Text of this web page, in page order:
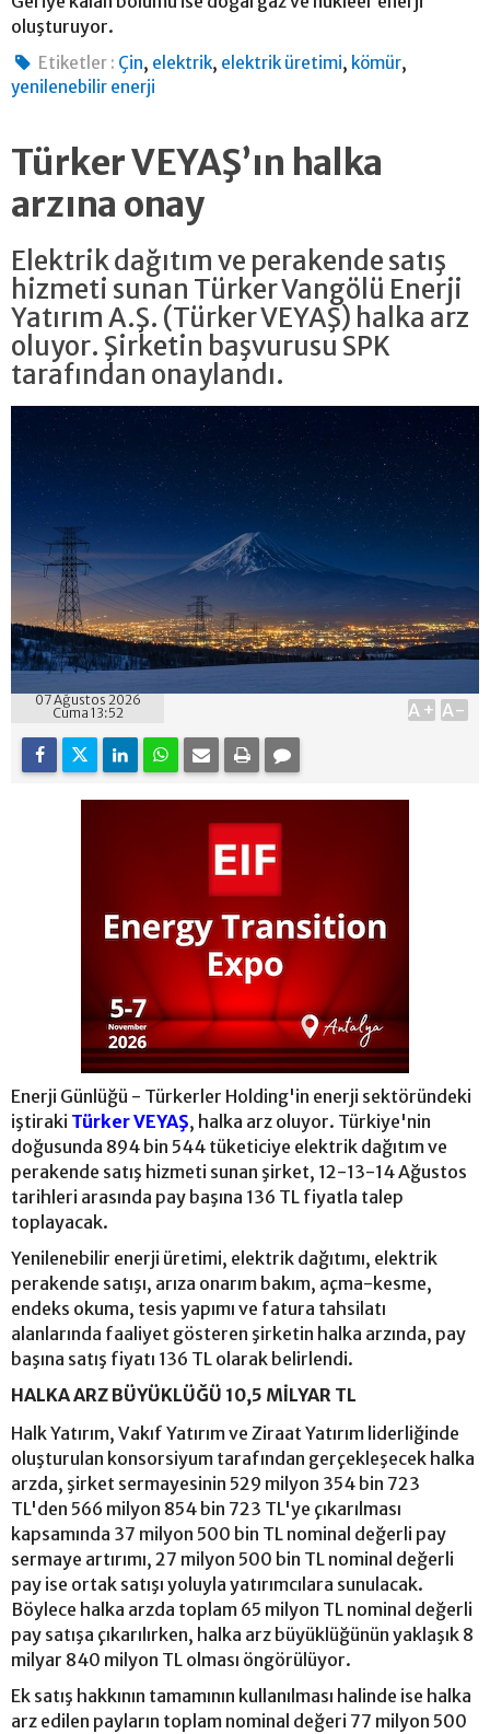
oluşturuyor.
Etiketler : Çin, elektrik, elektrik üretimi, kömür,
yenilenebilir enerji
Türker VEYAŞ’ın halka
arzına onay
Elektrik dağıtım ve perakende satış
hizmeti sunan Türker Vangölü Enerji
Yatırım A.Ş. (Türker VEYAŞ) halka arz
oluyor. Şirketin başvurusu SPK
tarafından onaylandı.
07 Ağustos 2026
Cuma 13:52
A+ A-
Enerji Günlüğü - Türkerler Holding'in enerji sektöründeki
iştiraki Türker VEYAŞ, halka arz oluyor. Türkiye'nin
doğusunda 894 bin 544 tüketiciye elektrik dağıtım ve
perakende satış hizmeti sunan şirket, 12-13-14 Ağustos
tarihleri arasında pay başına 136 TL fiyatla talep
toplayacak.
Yenilenebilir enerji üretimi, elektrik dağıtımı, elektrik
perakende satışı, arıza onarım bakım, açma-kesme,
endeks okuma, tesis yapımı ve fatura tahsilatı
alanlarında faaliyet gösteren şirketin halka arzında, pay
başına satış fiyatı 136 TL olarak belirlendi.
HALKA ARZ BÜYÜKLÜĞÜ 10,5 MİLYAR TL
Halk Yatırım, Vakıf Yatırım ve Ziraat Yatırım liderliğinde
oluşturulan konsorsiyum tarafından gerçekleşecek halka
arzda, şirket sermayesinin 529 milyon 354 bin 723
TL'den 566 milyon 854 bin 723 TL'ye çıkarılması
kapsamında 37 milyon 500 bin TL nominal değerli pay
sermaye artırımı, 27 milyon 500 bin TL nominal değerli
pay ise ortak satışı yoluyla yatırımcılara sunulacak.
Böylece halka arzda toplam 65 milyon TL nominal değerli
pay satışa çıkarılırken, halka arz büyüklüğünün yaklaşık 8
milyar 840 milyon TL olması öngörülüyor.
Ek satış hakkının tamamının kullanılması halinde ise halka
arz edilen payların toplam nominal değeri 77 milyon 500